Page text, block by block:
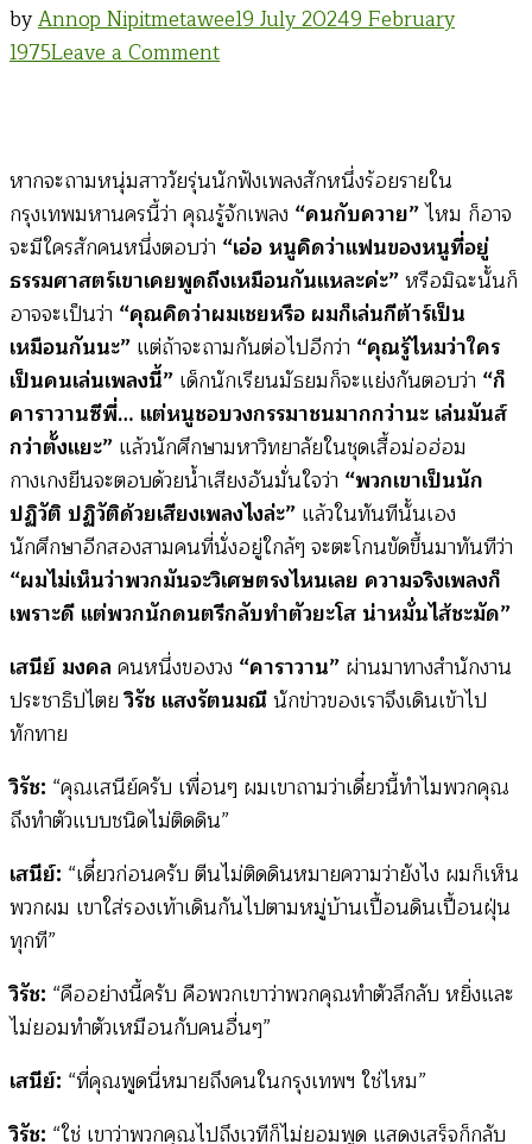
byAnnop Nipitmetawee19 July 20249 February
1975Leave a Commenton
แสง
รัตนมณี)
หากจะถามหนุ่มสาววัยรุ่นนักฟังเพลงสักหนึ่งร้อยรายใน
กรุงเทพมหานครนี้ว่า คุณรู้จักเพลง “คนกับควาย”ไหม ก็อาจ
จะมีใครสักคนหนึ่งตอบว่า “เอ่อ หนูคิดว่าแฟนของหนูที่อยู่
ธรรมศาสตร์เขาเคยพูดถึงเหมือนกันแหละค่ะ”หรือมิฉะนั้นก็
อาจจะเป็นว่า “คุณคิดว่าผมเชยหรือ ผมก็เล่นกีต้าร์เป็น
เหมือนกันนะ” แต่ถ้าจะถามกันต่อไปอีกว่า “คุณรู้ไหมว่าใคร
เป็นคนเล่นเพลงนี้” เด็กนักเรียนมัธยมก็จะแย่งกันตอบว่า “ก็
คาราวานซีพี่… แต่หนูชอบวงกรรมาชนมากกว่านะ เล่นมันส์
กว่าตั้งแยะ” แล้วนักศึกษามหาวิทยาลัยในชุดเสื้อม่อฮ่อม
กางเกงยีนจะตอบด้วยน้ำเสียงอันมั่นใจว่า “พวกเขาเป็นนัก
ปฏิวัติ ปฏิวัติด้วยเสียงเพลงไงล่ะ” แล้วในทันทีนั้นเอง
นักศึกษาอีกสองสามคนที่นั่งอยู่ใกล้ๆ จะตะโกนขัดขึ้นมาทันทีว่า
“ผมไม่เห็นว่าพวกมันจะวิเศษตรงไหนเลย ความจริงเพลงก็
เพราะดี แต่พวกนักดนตรีกลับทำตัวยะโส น่าหมั่นไส้ชะมัด”
เสนีย์ มงคล คนหนึ่งของวง “คาราวาน” ผ่านมาทางสำนักงาน
ประชาธิปไตยวิรัช แสงรัตนมณีนักข่าวของเราจึงเดินเข้าไป
ทักทาย
วิรัช: “คุณเสนีย์ครับ เพื่อนๆ ผมเขาถามว่าเดี๋ยวนี้ทำไมพวกคุณ
ถึงทำตัวแบบชนิดไม่ติดดิน”
เสนีย์: “เดี๋ยวก่อนครับ ตีนไม่ติดดินหมายความว่ายังไง ผมก็เห็น
พวกผม เขาใส่รองเท้าเดินกันไปตามหมู่บ้านเปื้อนดินเปื้อนฝุ่น
ทุกที”
วิรัช: “คืออย่างนี้ครับ คือพวกเขาว่าพวกคุณทำตัวลึกลับ หยิ่งและ
ไม่ยอมทำตัวเหมือนกับคนอื่นๆ”
เสนีย์: “ที่คุณพูดนี่หมายถึงคนในกรุงเทพฯ ใช่ไหม”
วิรัช: “ใช่ เขาว่าพวกคุณไปถึงเวทีก็ไม่ยอมพูด แสดงเสร็จก็กลับ